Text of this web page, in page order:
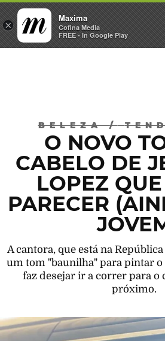
×
Maxima
Cofina Media
FREE - In Google Play
BELEZA/
O NOVO
CABELO DE
LOPEZ
PARECER
A cantora, que está na
um tom "baunilha" para pintar o
faz desejar ir a correr para o
próximo.